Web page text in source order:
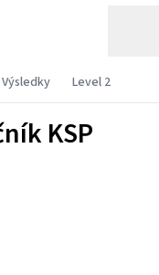
Výsledky Level 2
KSP